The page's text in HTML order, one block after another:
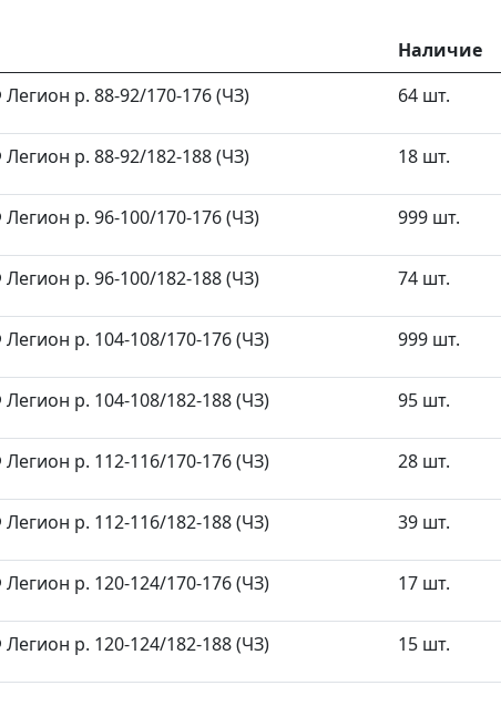
Наличие
р. 88-92/170-176 (ЧЗ)
64 шт.
р. 88-92/182-188 (ЧЗ) 18 шт.
р. 96-100/170-176 (ЧЗ) 999 шт.
р. 96-100/182-188 (ЧЗ) 74 шт.
р. 104-108/170-176 (ЧЗ) 999 шт.
р. 104-108/182-188 (ЧЗ) 95 шт.
р. 112-116/170-176 (ЧЗ) 28 шт.
р. 112-116/182-188 (ЧЗ) 39 шт.
р. 120-124/170-176 (ЧЗ) 17 шт.
р. 120-124/182-188 (ЧЗ) 15 шт.